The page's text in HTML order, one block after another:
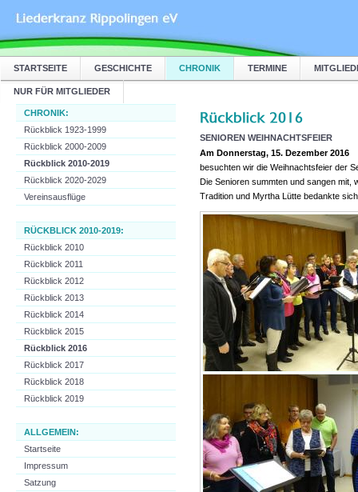
STARTSEITE GESCHICHTE CHRONIK TERMINE
NUR FÜR MITGLIEDER
CHRONIK:
Rückblick 1923-1999
Rückblick 2000-2009
Rückblick 2010-2019
Rückblick 2020-2029
Vereinsausflüge
RÜCKBLICK 2010-2019:
Rückblick 2010
Rückblick 2011
Rückblick 2012
Rückblick 2013
Rückblick 2014
Rückblick 2015
Rückblick 2016
Rückblick 2017
Rückblick 2018
Rückblick 2019
ALLGEMEIN:
Startseite
Impressum
Satzung
SENIOREN WEIHNACHTSFEIER
Am Donnerstag, 15. Dezember 2016
besuchten wir die Weihnachtsfeier der
Die Senioren summten und sangen
Tradition und Myrtha Lütte bedankte